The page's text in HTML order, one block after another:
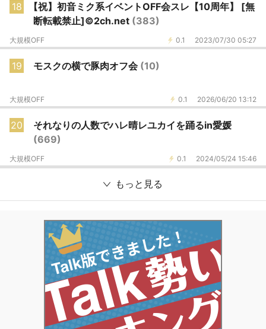
18
【祝】初音ミク系イベントOFF会スレ【10周年】 [無
断転載禁止]©2ch.net (383)
0.1 2023/07/30 05:27
大規模OFF
19 モスクの横で豚肉オフ会 (10)
0.1 2026/06/20 13:12
大規模OFF
20
それなりの人数でハレ晴レユカイを踊るin愛媛
(669)
0.1 2024/05/24 15:46
大規模OFF
もっと見る